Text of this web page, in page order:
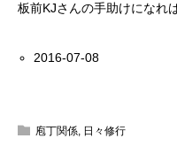
板前KJさんの手助けになれ
2016-07-08
庖丁関係, 日々修行